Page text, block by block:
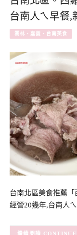
台南人ㄟ早餐,
雲林、嘉義、台南美食
台南北區美食推薦
經營20幾年,台南人